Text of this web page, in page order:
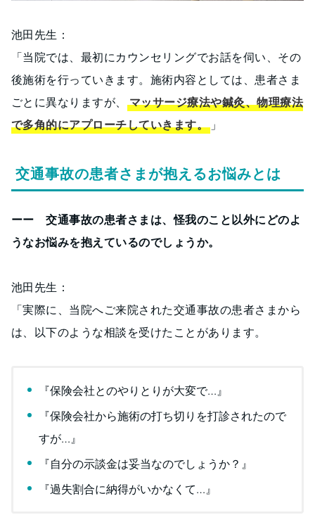
池田先生：
「当院では、最初にカウンセリングでお話を伺い、その
後施術を行っていきます。施術内容としては、患者さま
ごとに異なりますが、
マッサージ療法や鍼灸、物理療法
で多角的にアプローチしていきます。 」
交通事故の患者さまが抱えるお悩みとは
ーー 交通事故の患者さまは、怪我のこと以外にどのよ
うなお悩みを抱えているのでしょうか。
池田先生：
「実際に、当院へご来院された交通事故の患者さまから
は、以下のような相談を受けたことがあります。
『保険会社とのやりとりが大変で…』
『保険会社から施術の打ち切りを打診されたので
すが…』
『自分の示談金は妥当なのでしょうか？』
『過失割合に納得がいかなくて…』